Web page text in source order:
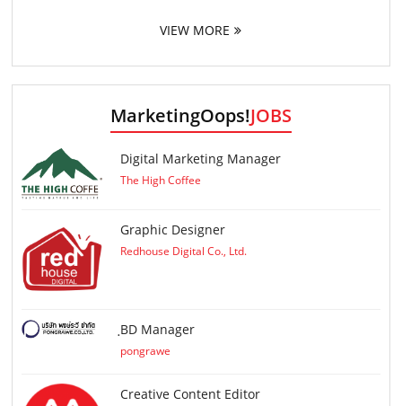
VIEW MORE
MarketingOops!JOBS
Digital Marketing Manager
The High Coffee
Graphic Designer
Redhouse Digital Co., Ltd.
ฺBD Manager
pongrawe
Creative Content Editor